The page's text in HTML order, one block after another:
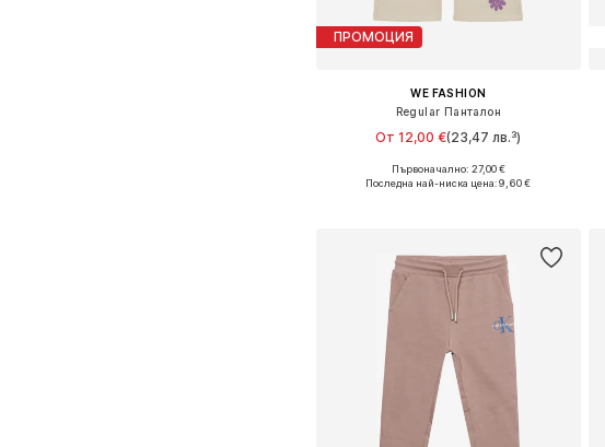
ПРОМОЦИЯ
WE FASHION
Regular Панталон
От 12,00 €(23,47 лв.³)
Предлага се в много размери
Първоначално: 27,00 €
Последна най-ниска цена:9,60 €